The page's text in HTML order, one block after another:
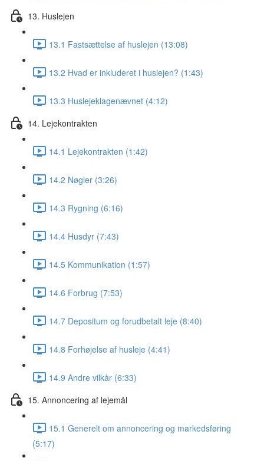
13. Huslejen
13.1 Fastsættelse af huslejen (13:08)
13.2 Hvad er inkluderet i huslejen? (1:43)
13.3 Huslejeklagenævnet (4:12)
14. Lejekontrakten
14.1 Lejekontrakten (1:42)
14.2 Nøgler (3:26)
14.3 Rygning (6:16)
14.4 Husdyr (7:43)
14.5 Kommunikation (1:57)
14.6 Forbrug (7:53)
14.7 Depositum og forudbetalt leje (8:40)
14.8 Forhøjelse af husleje (4:41)
14.9 Andre vilkår (6:33)
15. Annoncering af lejemål
15.1 Generelt om annoncering og markedsføring
(5:17)